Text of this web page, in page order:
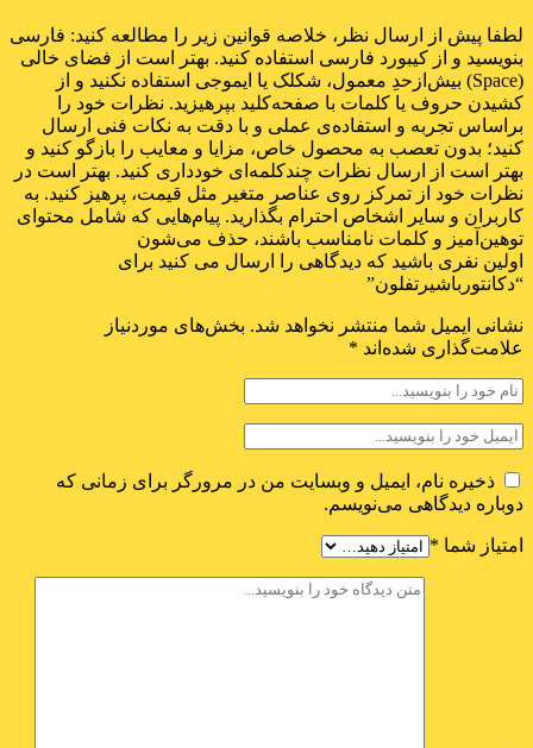
لطفا پیش از ارسال نظر، خلاصه قوانین زیر را مطالعه کنید: فارسی
بنویسید و از کیبورد فارسی استفاده کنید. بهتر است از فضای خالی
(Space) بیش‌از‌حدِ معمول، شکلک یا ایموجی استفاده نکنید و از
کشیدن حروف یا کلمات با صفحه‌کلید بپرهیزید. نظرات خود را
براساس تجربه و استفاده‌ی عملی و با دقت به نکات فنی ارسال
کنید؛ بدون تعصب به محصول خاص، مزایا و معایب را بازگو کنید و
بهتر است از ارسال نظرات چندکلمه‌‌ای خودداری کنید. بهتر است در
نظرات خود از تمرکز روی عناصر متغیر مثل قیمت، پرهیز کنید. به
کاربران و سایر اشخاص احترام بگذارید. پیام‌هایی که شامل محتوای
توهین‌آمیز و کلمات نامناسب باشند، حذف می‌شون
اولین نفری باشید که دیدگاهی را ارسال می کنید برای
“دکانتورباشیرتفلون”
نشانی ایمیل شما منتشر نخواهد شد. بخش‌های موردنیاز
علامت‌گذاری شده‌اند *
ذخیره نام، ایمیل و وبسایت من در مرورگر برای زمانی که
دوباره دیدگاهی می‌نویسم.
امتیاز شما *